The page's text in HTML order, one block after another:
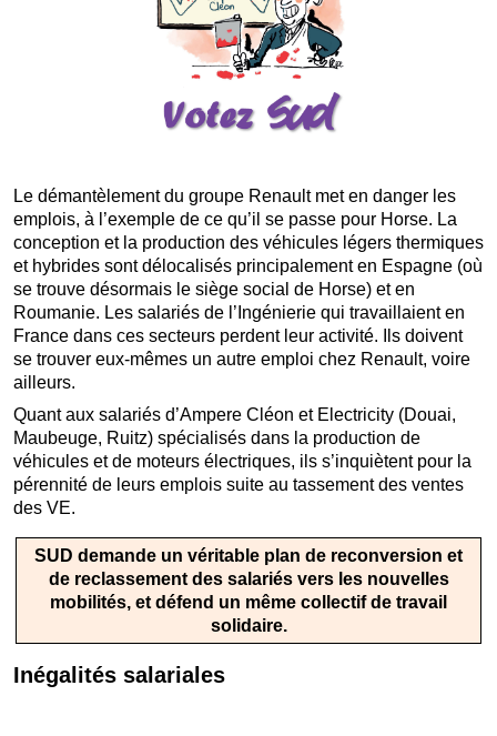
Le démantèlement du groupe Renault met en danger les
emplois, à l’exemple de ce qu’il se passe pour Horse. La
conception et la production des véhicules légers thermiques
et hybrides sont délocalisés principalement en Espagne (où
se trouve désormais le siège social de Horse) et en
Roumanie. Les salariés de l’Ingénierie qui travaillaient en
France dans ces secteurs perdent leur activité. Ils doivent
se trouver eux-mêmes un autre emploi chez Renault, voire
ailleurs.
Quant aux salariés d’Ampere Cléon et Electricity (Douai,
Maubeuge, Ruitz) spécialisés dans la production de
véhicules et de moteurs électriques, ils s’inquiètent pour la
pérennité de leurs emplois suite au tassement des ventes
des VE.
SUD demande un véritable plan de reconversion et
de reclassement des salariés vers les nouvelles
mobilités, et défend un même collectif de travail
solidaire.
Inégalités salariales